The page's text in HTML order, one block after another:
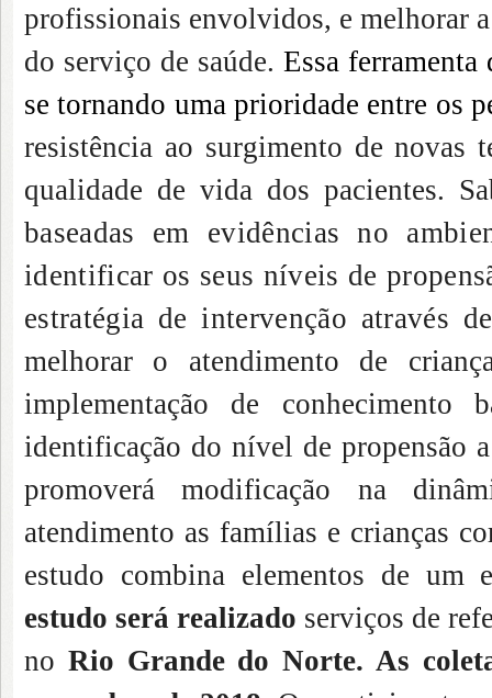
profissionais envolvidos, e melhorar
do serviço de saúde. Essa ferramenta
se tornando uma prioridade entre os
resistência ao surgimento de novas
qualidade de vida dos pacientes.
baseadas em evidências no
identificar os seus níveis de
estratégia de intervenção através
melhorar o atendimento de
implementação de conhecimento
identificação do nível de propensão
promoverá modificação na
atendimento as famílias e crianças
estudo combina elementos de
estudo será realizado serviços de
no Rio Grande do Norte. As